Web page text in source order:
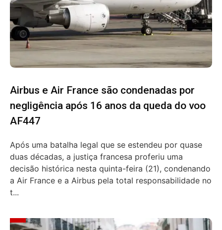
Airbus e Air France são condenadas por
negligência após 16 anos da queda do voo
AF447
Após uma batalha legal que se estendeu por quase
duas décadas, a justiça francesa proferiu uma
decisão histórica nesta quinta-feira (21), condenando
a Air France e a Airbus pela total responsabilidade no
t...